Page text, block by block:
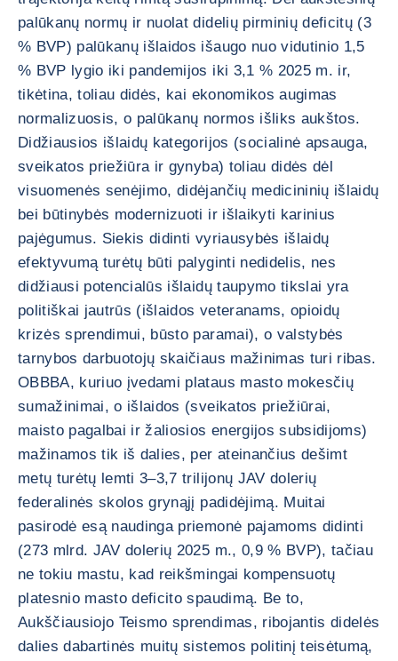
palūkanų normų ir nuolat didelių pirminių deficitų (3
% BVP) palūkanų išlaidos išaugo nuo vidutinio 1,5
% BVP lygio iki pandemijos iki 3,1 % 2025 m. ir,
tikėtina, toliau didės, kai ekonomikos augimas
normalizuosis, o palūkanų normos išliks aukštos.
Didžiausios išlaidų kategorijos (socialinė apsauga,
sveikatos priežiūra ir gynyba) toliau didės dėl
visuomenės senėjimo, didėjančių medicininių išlaidų
bei būtinybės modernizuoti ir išlaikyti karinius
pajėgumus. Siekis didinti vyriausybės išlaidų
efektyvumą turėtų būti palyginti nedidelis, nes
didžiausi potencialūs išlaidų taupymo tikslai yra
politiškai jautrūs (išlaidos veteranams, opioidų
krizės sprendimui, būsto paramai), o valstybės
tarnybos darbuotojų skaičiaus mažinimas turi ribas.
OBBBA, kuriuo įvedami plataus masto mokesčių
sumažinimai, o išlaidos (sveikatos priežiūrai,
maisto pagalbai ir žaliosios energijos subsidijoms)
mažinamos tik iš dalies, per ateinančius dešimt
metų turėtų lemti 3–3,7 trilijonų JAV dolerių
federalinės skolos grynąjį padidėjimą. Muitai
pasirodė esą naudinga priemonė pajamoms didinti
(273 mlrd. JAV dolerių 2025 m., 0,9 % BVP), tačiau
ne tokiu mastu, kad reikšmingai kompensuotų
platesnio masto deficito spaudimą. Be to,
Aukščiausiojo Teismo sprendimas, ribojantis didelės
dalies dabartinės muitų sistemos politinį teisėtumą,